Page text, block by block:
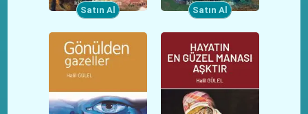
Satın Al Satın Al